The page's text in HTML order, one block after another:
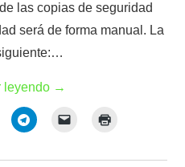
las copias de seguridad
será de forma manual. La
leyendo →